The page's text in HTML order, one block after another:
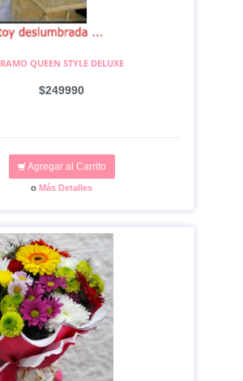
RAMO QUEEN STYLE DELUXE
$249990
Agregar al Carrito
o Más Detalles